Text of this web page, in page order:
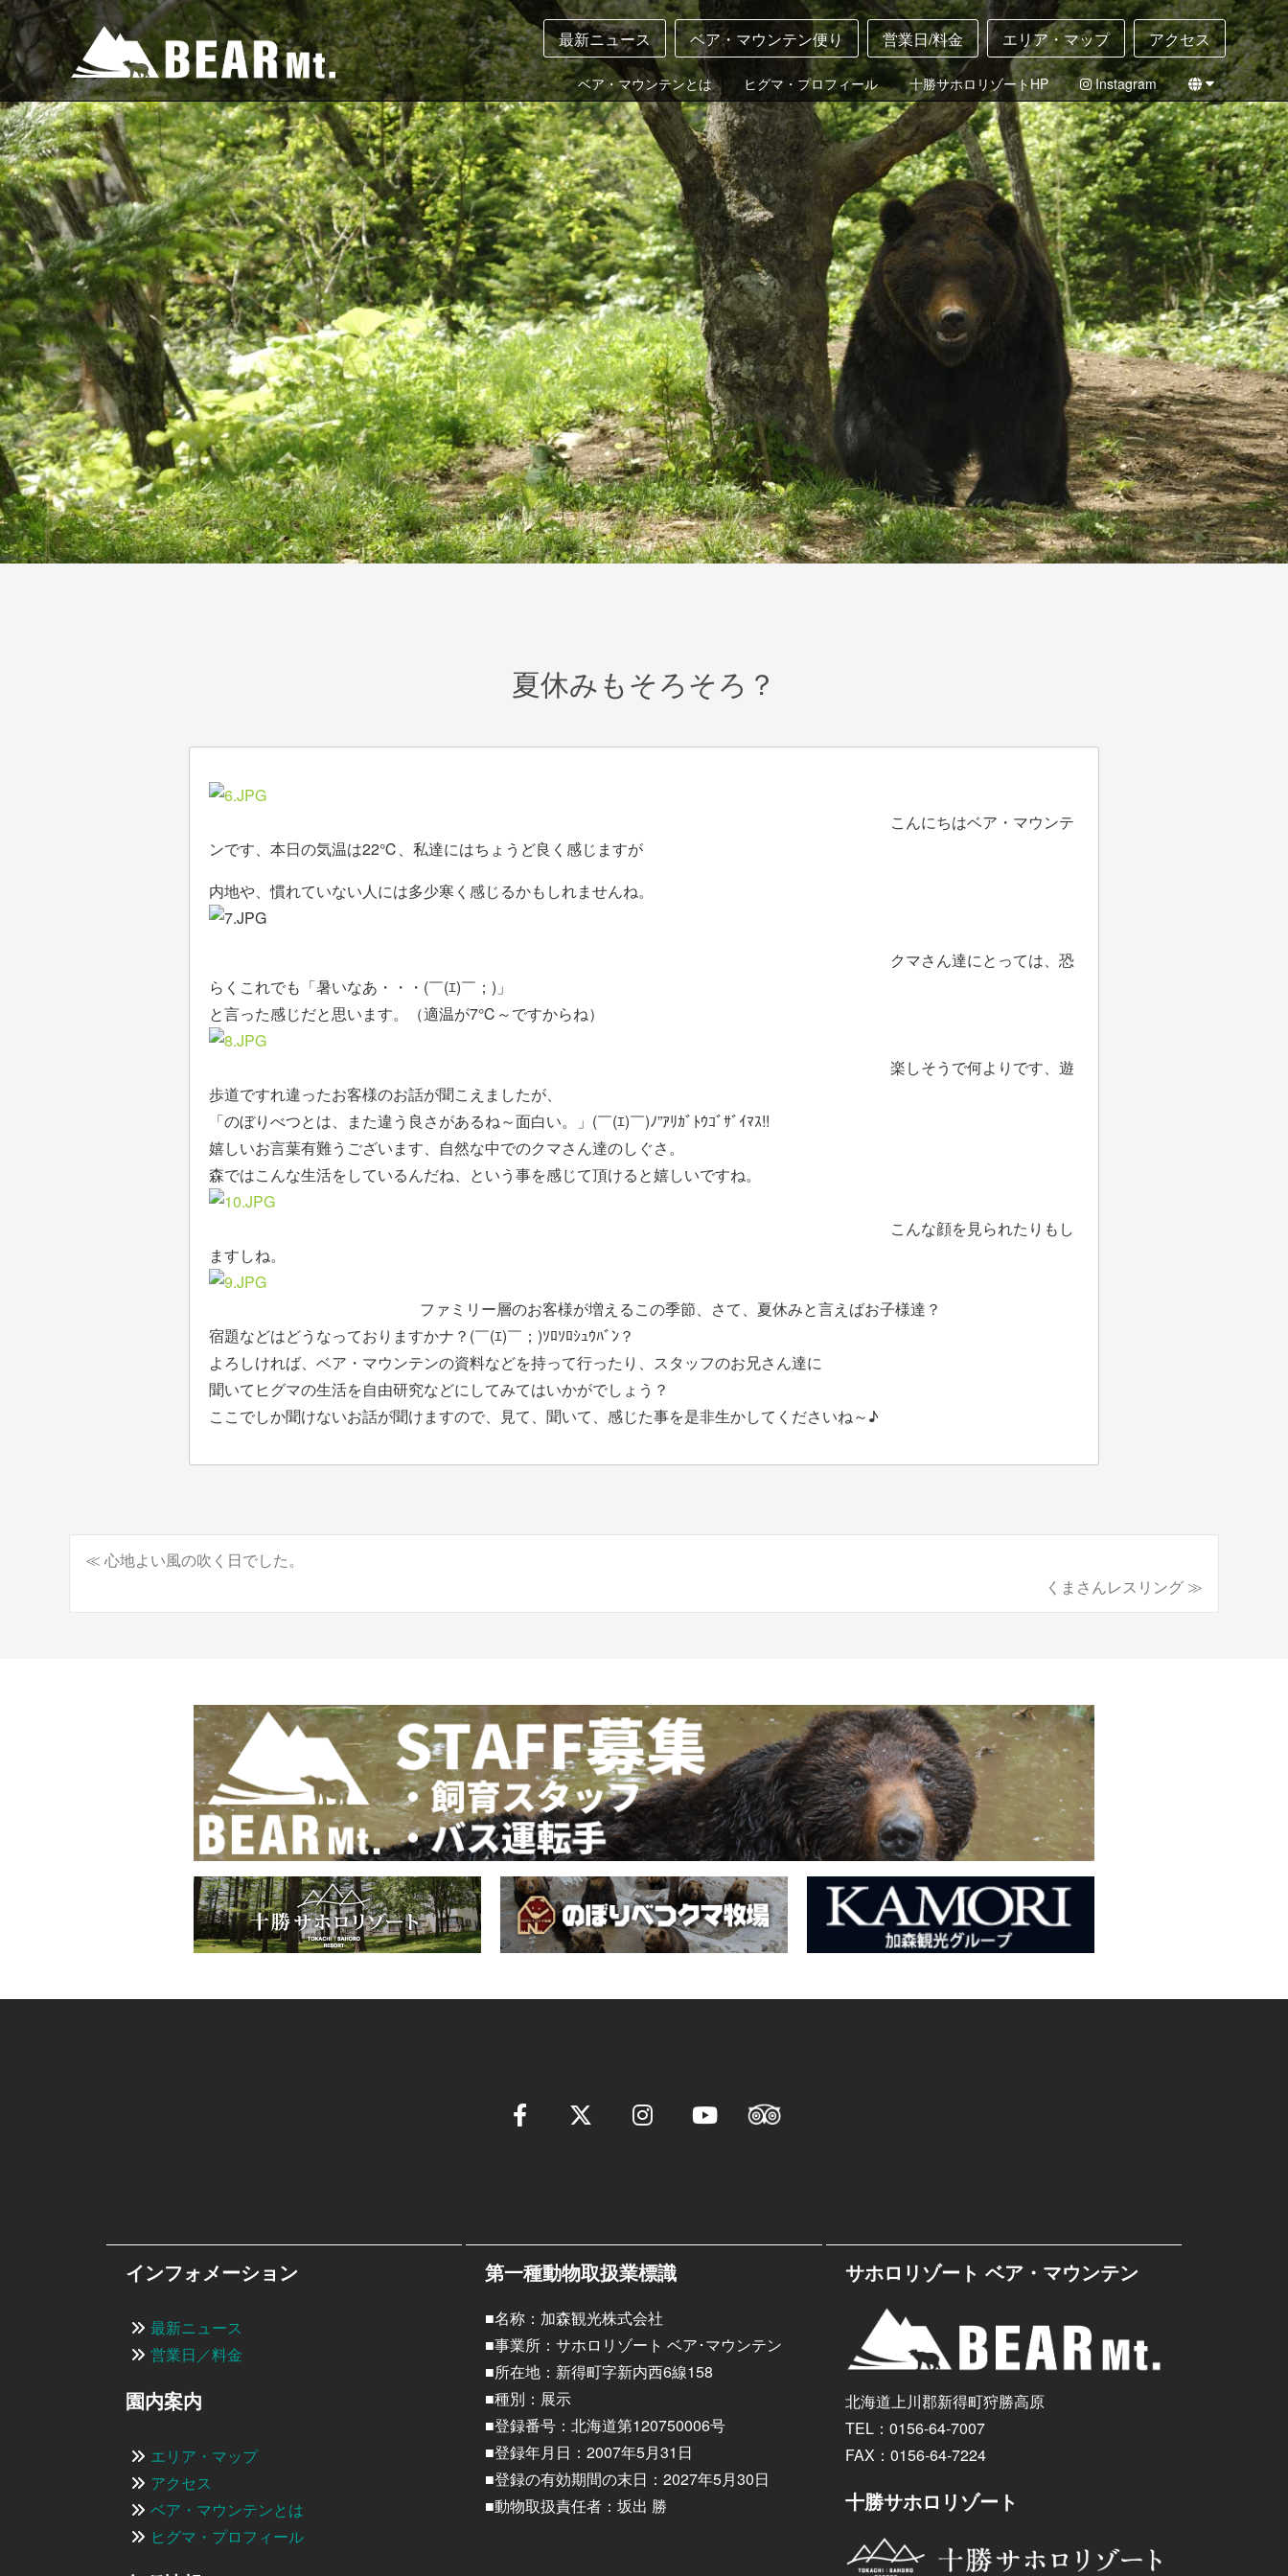
最新ニュース ベア・マウンテン便り 営業日/料金 エリア・マップ アクセス
ベア・マウンテンとは ヒグマ・プロフィール 十勝サホロリゾートHP
Instagram
日本語
English
夏休みもそろそろ？
こんにちはベア・マウンテ
ンです、本日の気温は22℃、私達にはちょうど良く感じますが
内地や、慣れていない人には多少寒く感じるかもしれませんね。
クマさん達にとっては、恐
らくこれでも「暑いなあ・・・(￣(ｴ)￣；)」
と言った感じだと思います。（適温が7℃～ですからね）
楽しそうで何よりです、遊
歩道ですれ違ったお客様のお話が聞こえましたが、
「のぼりべつとは、また違う良さがあるね～面白い。」(￣(ｴ)￣)ﾉ”ｱﾘｶﾞﾄｳｺﾞｻﾞｲﾏｽ!!
嬉しいお言葉有難うございます、自然な中でのクマさん達のしぐさ。
森ではこんな生活をしているんだね、という事を感じて頂けると嬉しいですね。
こんな顔を見られたりもし
ますしね。
ファミリー層のお客様が増えるこの季節、さて、夏休みと言えばお子様達？
宿題などはどうなっておりますかナ？(￣(ｴ)￣；)ｿﾛｿﾛｼｭｳﾊﾞﾝ？
よろしければ、ベア・マウンテンの資料などを持って行ったり、スタッフのお兄さん達に
聞いてヒグマの生活を自由研究などにしてみてはいかがでしょう？
ここでしか聞けないお話が聞けますので、見て、聞いて、感じた事を是非生かしてくださいね～♪
投
稿
≪ 心地よい風の吹く日でした。
くまさんレスリング ≫
インフォメーション
最新ニュース
営業日／料金
園内案内
エリア・マップ
アクセス
ベア・マウンテンとは
ヒグマ・プロフィール
第一種動物取扱業標識
■名称：加森観光株式会社
■事業所：サホロリゾート ベア･マウンテン
■所在地：新得町字新内西6線158
■種別：展示
■登録番号：北海道第120750006号
■登録年月日：2007年5月31日
■登録の有効期間の末日：2027年5月30日
■動物取扱責任者：坂出 勝
サホロリゾート ベア・マウンテン
北海道上川郡新得町狩勝高原
TEL：0156-64-7007
FAX：0156-64-7224
十勝サホロリゾート